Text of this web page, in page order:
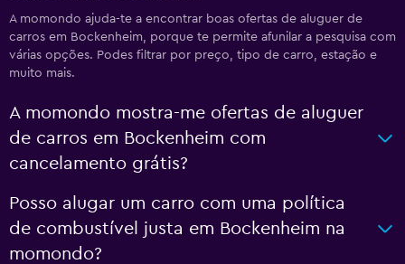
A momondo ajuda-te a encontrar boas ofertas de aluguer de
carros em Bockenheim, porque te permite afunilar a pesquisa com
várias opções. Podes filtrar por preço, tipo de carro, estação e
muito mais.
A momondo mostra-me ofertas de aluguer
de carros em Bockenheim com
cancelamento grátis?
Posso alugar um carro com uma política
de combustível justa em Bockenheim na
momondo?